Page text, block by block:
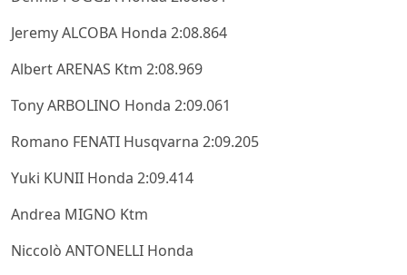
Jeremy ALCOBA Honda 2:08.864
Albert ARENAS Ktm 2:08.969
Tony ARBOLINO Honda 2:09.061
Romano FENATI Husqvarna 2:09.205
Yuki KUNII Honda 2:09.414
Andrea MIGNO Ktm
Niccolò ANTONELLI Honda